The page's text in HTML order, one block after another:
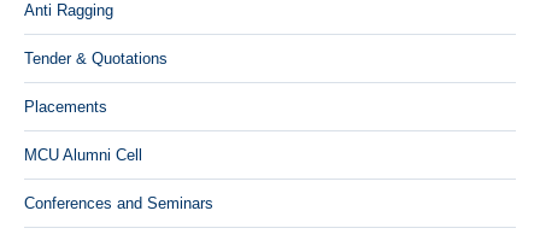
Anti Ragging
Tender & Quotations
Placements
MCU Alumni Cell
Conferences and Seminars